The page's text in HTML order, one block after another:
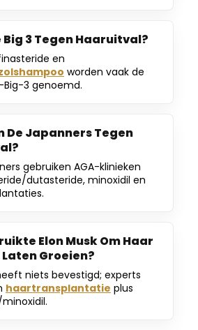
Big 3 Tegen Haaruitval?
en
worden vaak de
3 genoemd.
De Japanners Tegen
gebruiken AGA-klinieken
dutasteride, minoxidil en
Elon Musk Om Haar
Groeien?
niets bevestigd; experts
haartransplantatie plus